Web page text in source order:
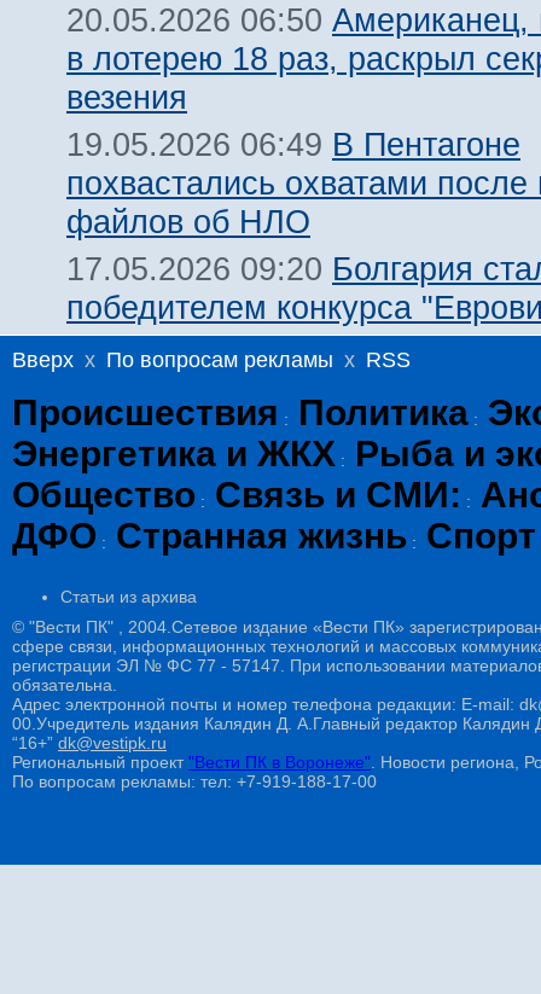
20.05.2026 06:50 Американец,
в лотерею 18 раз, раскрыл
везения
19.05.2026 06:49 В Пентагоне
похвастались охватами после
файлов об НЛО
17.05.2026 09:20 Болгария
победителем конкурса
Вверх x По вопросам рекламы x RSS
Происшествия : Политика :
Энергетика и ЖКХ :
Рыба и
Общество : Связь и СМИ: :
ДФО : Странная жизнь : Спорт
Статьи из архива
© "Вести ПК" , 2004.Сетевое издание «Вести ПК»
сфере связи, информационных технологий и массовых
регистрации ЭЛ № ФС 77 - 57147. При использовании
обязательна.
Адрес электронной почты и номер телефона редакции: E-mail:
00.Учредитель издания Калядин Д. А.Главный редактор
“16+” dk@vestipk.ru
Региональный проект"Вести ПК в Воронеже" . Новости региона,
По вопросам рекламы: тел: +7-919-188-17-00